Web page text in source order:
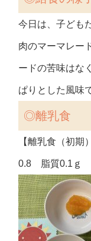
今日は、子ども
肉のマーマレー
ードの苦味はな
ぱりとした風味
◎離乳食
【離乳食（初
0.8 脂質0.1ｇ